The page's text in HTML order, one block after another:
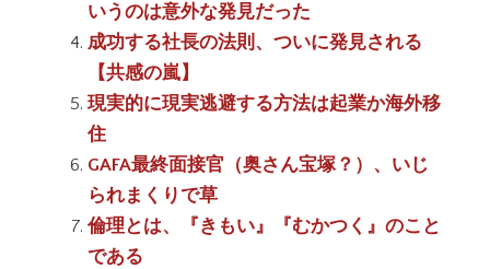
いうのは意外な発見だった
成功する社長の法則、ついに発見される
【共感の嵐】
現実的に現実逃避する方法は起業か海外移
住
GAFA最終面接官（奥さん宝塚？）、いじ
られまくりで草
倫理とは、『きもい』『むかつく』のこと
である